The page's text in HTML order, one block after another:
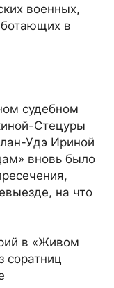
военных,
в
судебном
Стецуры
Удэ Ириной
вновь было
на что
в «Живом
соратниц